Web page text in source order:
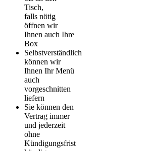
Tisch,
falls nötig
öffnen wir
Ihnen auch Ihre
Box
Selbstverständlich
können wir
Ihnen Ihr Menü
auch
vorgeschnitten
liefern
Sie können den
Vertrag immer
und jederzeit
ohne
Kündigungsfrist